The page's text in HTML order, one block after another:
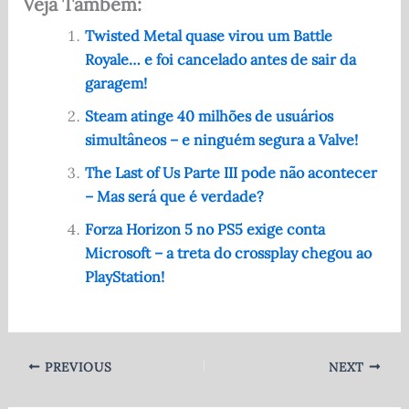
c
e
o
o
k
d
di
t
at
s
A
p
p
te
r
e
Twisted Metal quase virou um Battle
Royale… e foi cancelado antes de sair da
garagem!
Steam atinge 40 milhões de usuários
simultâneos – e ninguém segura a Valve!
The Last of Us Parte III pode não acontecer
– Mas será que é verdade?
Forza Horizon 5 no PS5 exige conta
Microsoft – a treta do crossplay chegou ao
PlayStation!
PREVIOUS NEXT